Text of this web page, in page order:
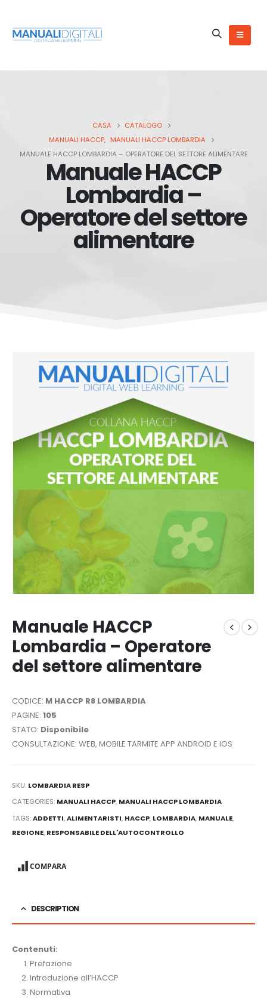
CASA
CATALOGO
MANUALI HACCP, MANUALI HACCP LOMBARDIA
MANUALE HACCP LOMBARDIA – OPERATORE DEL SETTORE ALIMENTARE
Manuale HACCP
Lombardia –
Operatore del settore
alimentare
Manuale HACCP
Lombardia – Operatore
del settore alimentare
CODICE: M HACCP R8 LOMBARDIA
PAGINE: 105
STATO: Disponibile
CONSULTAZIONE: WEB, MOBILE TARMITE APP ANDROID E IOS
SKU: LOMBARDIA RESP
CATEGORIES: MANUALI HACCP, MANUALI HACCP LOMBARDIA
TAGS:ADDETTI,ALIMENTARISTI, HACCP, LOMBARDIA, MANUALE,
REGIONE, RESPONSABILE DELL'AUTOCONTROLLO
COMPARA
DESCRIPTION
Contenuti:
Prefazione
Introduzione all’HACCP
Normativa